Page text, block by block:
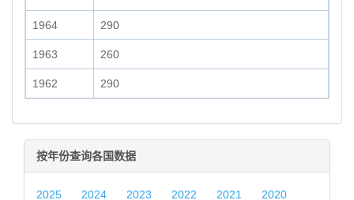
1964 290
1963 260
1962 290
按年份查询各国数据
2025 2024 2023 2022 2021
2020